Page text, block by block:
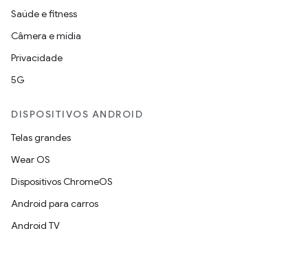
Saúde e fitness
Câmera e mídia
Privacidade
5G
DISPOSITIVOS ANDROID
Telas grandes
Wear OS
Dispositivos ChromeOS
Android para carros
Android TV